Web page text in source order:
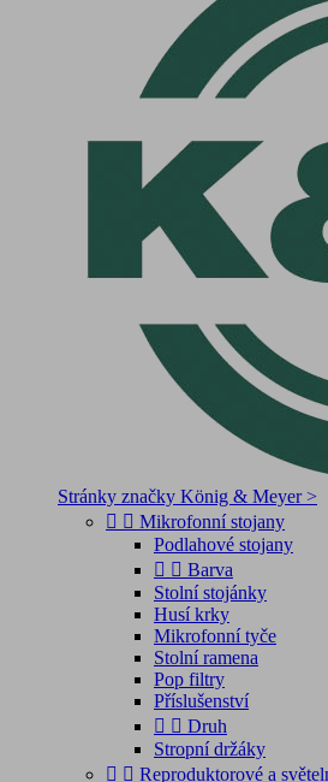
Stránky značky König & Meyer >
  Mikrofonní stojany
Podlahové stojany
  Barva
Stolní stojánky
Husí krky
Mikrofonní tyče
Stolní ramena
Pop filtry
Příslušenství
  Druh
Stropní držáky
  Reproduktorové a